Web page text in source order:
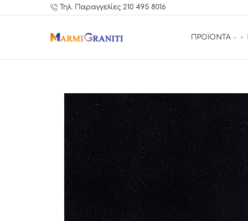
Τηλ. Παραγγελίες 210 495 8016
ΠΡΟΪΟΝΤΑ